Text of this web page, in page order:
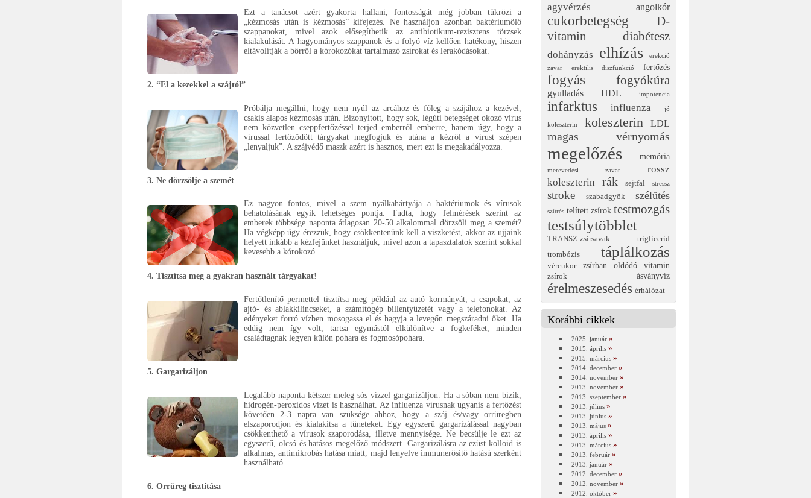
Ezt a tanácsot azért gyakorta hallani, fontosságát még jobban tükrözi a
„kézmosás után is kézmosás” kifejezés. Ne használjon azonban baktériumölő
szappanokat, mivel azok elősegíthetik az antibiotikum-rezisztens törzsek
kialakulását. A hagyományos szappanok és a folyó víz kellően hatékony, hiszen
eltávolítják a bőrről a kórokozókat tartalmazó zsírokat és lerakódásokat.
2. “El a kezekkel a szájtól”
Próbálja megállni, hogy nem nyúl az arcához és főleg a szájához a kezével,
csakis alapos kézmosás után. Bizonyított, hogy sok, légúti betegséget okozó vírus
nem közvetlen cseppfertőzéssel terjed emberről emberre, hanem úgy, hogy a
vírussal fertőződött tárgyakat megfogjuk és utána a kézről a vírust szépen
„lenyaljuk”. A szájvédő maszk azért is hasznos, mert ezt is megakadályozza.
3. Ne dörzsölje a szemét
Ez nagyon fontos, mivel a szem nyálkahártyája a baktériumok és vírusok
behatolásának egyik lehetséges pontja. Tudta, hogy felmérések szerint az
emberek többsége naponta átlagosan 20-50 alkalommal dörzsöli meg a szemét?
Ha végképp úgy érezzük, hogy csökkentenünk kell a viszketést, akkor az ujjaink
helyett inkább a kézfejünket használjuk, mivel azon a tapasztalatok szerint sokkal
kevesebb a kórokozó.
4. Tisztítsa meg a gyakran használt tárgyakat!
Fertőtlenítő permettel tisztítsa meg például az autó kormányát, a csapokat, az
ajtó- és ablakkilincseket, a számítógép billentyűzetét vagy a telefonokat. Az
edényeket forró vízben mosogassa el és hagyja a levegőn megszáradni őket. Ha
eddig nem így volt, tartsa egymástól elkülönítve a fogkeféket, minden
családtagnak legyen külön pohara és fogmosópohara.
5. Gargarizáljon
Legalább naponta kétszer meleg sós vízzel gargarizáljon. Ha a sóban nem bízik,
hidrogén-peroxidos vizet is használhat. Az influenza vírusnak ugyanis a fertőzést
követően 2-3 napra van szüksége ahhoz, hogy a száj és/vagy orrüregben
elszaporodjon és kialakítsa a tüneteket. Egy egyszerű gargarizálással nagyban
csökkenthető a vírusok szaporodása, illetve mennyisége. Ne becsülje le ezt az
egyszerű, olcsó és hatásos megelőző módszert. Gargarizálásra az ezüst kolloid is
alkalmas, antimikrobás hatása miatt, majd lenyelve immunerősítő hatású szerként
használható.
6. Orrüreg tisztítása
agyvérzés angolkór
cukorbetegség
D-
vitamin
diabétesz
dohányzás elhízás
erekció
zavar
erektilis diszfunkció fertőzés
fogyás fogyókúra
gyulladás HDL impotencia
infarktus influenza jó
koleszterin koleszterin LDL
magas vérnyomás
megelőzés memória
merevedési zavar
rossz
koleszterin
rák sejtfal stressz
stroke szabadgyök szélütés
szűrés telített zsírok testmozgás
testsúlytöbblet
TRANSZ-zsírsavak
triglicerid
trombózis
táplálkozás
vércukor zsírban oldódó vitamin
zsírok ásványvíz
érelmeszesedés érhálózat
Korábbi cikkek
2025. január
2015. április
2015. március
2014. december
2014. november
2013. november
2013. szeptember
2013. július
2013. június
2013. május
2013. április
2013. március
2013. február
2013. január
2012. december
2012. november
2012. október